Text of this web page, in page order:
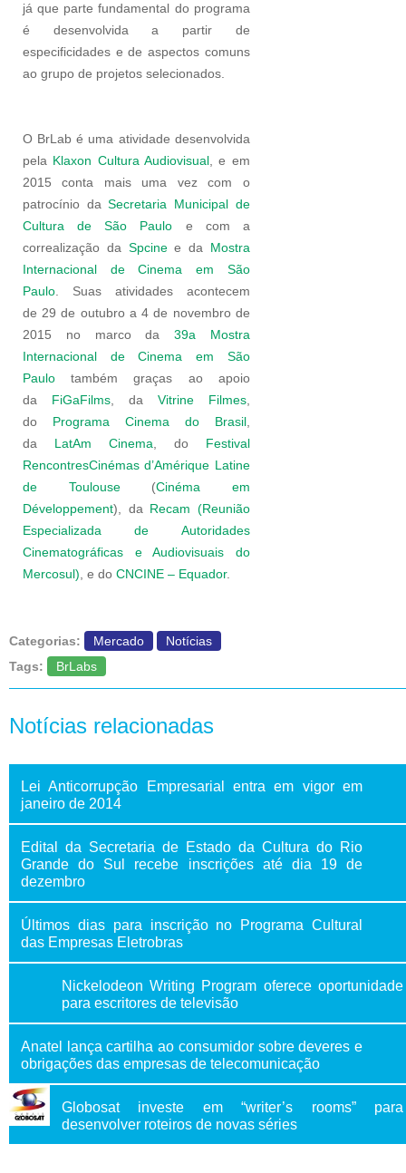
já que parte fundamental do programa
é desenvolvida a partir de
especificidades e de aspectos comuns
ao grupo de projetos selecionados.
O BrLab é uma atividade desenvolvida
pela Klaxon Cultura Audiovisual , e em
2015 conta mais uma vez com o
patrocínio daSecretaria Municipal de
Cultura de São Paulo e com a
correalização da Spcinee da Mostra
Internacional de Cinema em São
Paulo . Suas atividades acontecem
de 29 de outubro a 4 de novembro de
2015 no marco da39a Mostra
Internacional de Cinema em São
Paulo também graças ao apoio
da FiGaFilms, da Vitrine Filmes,
do Programa Cinema do Brasil,
da LatAm Cinema , do Festival
RencontresCinémas d’Amérique Latine
de Toulouse(Cinéma em
Développement), da Recam (Reunião
Especializada de Autoridades
Cinematográficas e Audiovisuais do
Mercosul) , e do CNCINE – Equador.
Categorias: Mercado
Notícias
Tags:
BrLabs
Notícias relacionadas
Lei Anticorrupção Empresarial entra em vigor em
janeiro de 2014
Edital da Secretaria de Estado da Cultura do Rio
Grande do Sul recebe inscrições até dia 19 de
dezembro
Últimos dias para inscrição no Programa Cultural
das Empresas Eletrobras
Nickelodeon Writing Program oferece oportunidade
para escritores de televisão
Anatel lança cartilha ao consumidor sobre deveres e
obrigações das empresas de telecomunicação
Globosat investe em “writer’s rooms” para
desenvolver roteiros de novas séries